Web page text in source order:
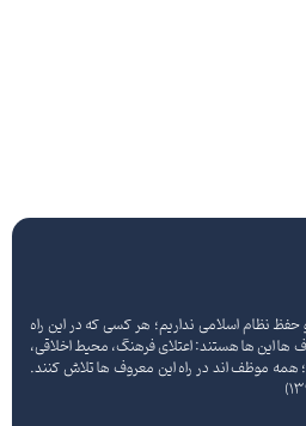
حفظ نظام اسلامی نداریم؛ هر کسی که در این راه
این ها هستند: اعتلای فرهنگ، محیط اخلاقی،
موظف اند در راه این معروف ها تلاش کنند.